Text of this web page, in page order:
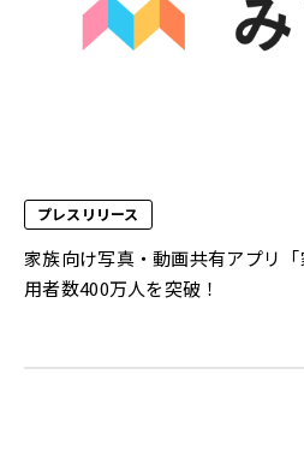
プレスリリース
家族向け写真・動画共有アプリ
用者数400万人を突破！